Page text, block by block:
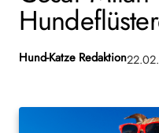
Hund-Katze Redaktion